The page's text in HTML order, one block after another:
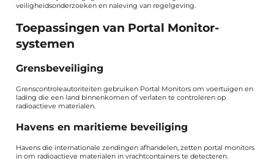
veiligheidsonderzoeken en naleving van regelgeving.
Toepassingen van Portal Monitor-
systemen
Grensbeveiliging
Grenscontroleautoriteiten gebruiken Portal Monitors om voertuigen en
lading die een land binnenkomen of verlaten te controleren op
radioactieve materialen.
Havens en maritieme beveiliging
Havens die internationale zendingen afhandelen, zetten portal monitors
in om radioactieve materialen in vrachtcontainers te detecteren.